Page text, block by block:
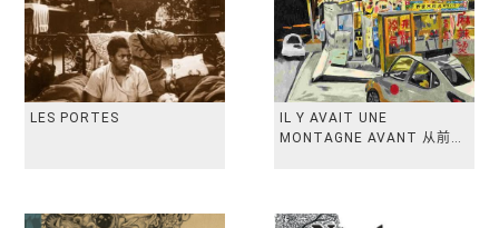
LES PORTES
IL Y AVAIT UNE
MONTAGNE AVANT 从前有